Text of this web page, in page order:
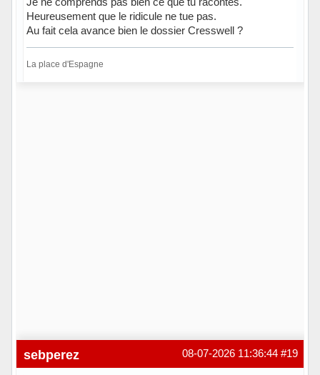
Heureusement que le ridicule ne tue pas.
Au fait cela avance bien le dossier Cresswell ?
La place d'Espagne
#19
08-07-2026 11:36:44
sebperez